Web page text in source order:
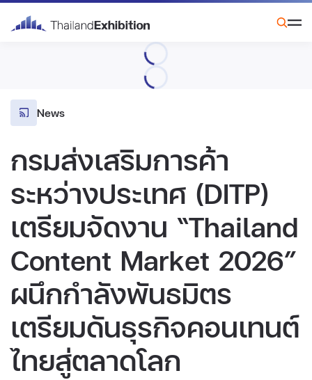
News
กรมส่งเสริมการค้า
ระหว่างประเทศ (DITP)
เตรียมจัดงาน “Thailand
Content Market 2026”
ผนึกกำลังพันธมิตร
เตรียมดันธุรกิจคอนเทนต์
ไทยสู่ตลาดโลก